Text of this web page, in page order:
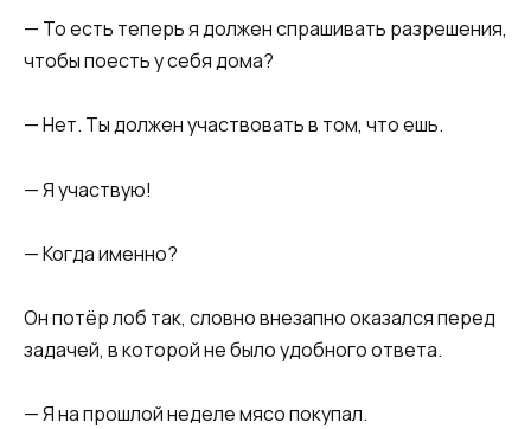
— То есть теперь я должен спрашивать разрешения,
чтобы поесть у себя дома?
— Нет. Ты должен участвовать в том, что ешь.
— Я участвую!
— Когда именно?
Он потёр лоб так, словно внезапно оказался перед
задачей, в которой не было удобного ответа.
— Я на прошлой неделе мясо покупал.